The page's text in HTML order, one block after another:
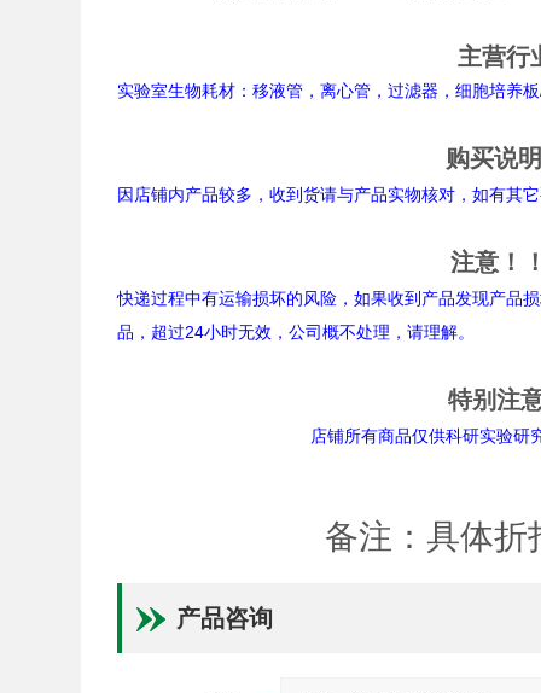
主营行
实验室生物耗材：移液管，离心管，过滤器，细胞培养
购买说
因店铺内产品较多，收到货请与产品实物核对，如有其
注意！
快递过程中有运输损坏的风险，如果收到产品发现产品
品，超过24小时无效，公司概不处理，请理解。
特别注
店铺所有商品仅供科研实验研究用途。
备注：具体折
产品咨询